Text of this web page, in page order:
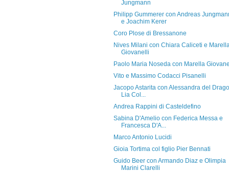
Jungmann
Philipp Gummerer con Andreas
e Joachim Kerer
Coro Plose di Bressanone
Nives Milani con Chiara Caliceti e
Giovanelli
Paolo Maria Noseda con Marella
Vito e Massimo Codacci Pisanelli
Jacopo Astarita con Alessandra del
Lia Col...
Andrea Rappini di Casteldefino
Sabina D'Amelio con Federica Messa e
Francesca D'A...
Marco Antonio Lucidi
Gioia Tortima col figlio Pier Bennati
Guido Beer con Armando Diaz e Olimpia
Marini Clarelli